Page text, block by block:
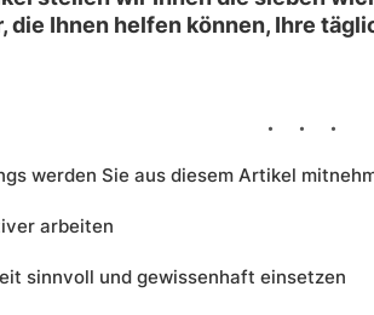
die Ihnen helfen können, Ihre
werden Sie aus diesem Artikel
arbeiten
sinnvoll und gewissenhaft einsetzen